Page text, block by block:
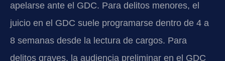
apelarse ante el GDC. Para delitos menores, el
juicio en el GDC suele programarse dentro de 4 a
8 semanas desde la lectura de cargos. Para
delitos graves, la audiencia preliminar en el GDC